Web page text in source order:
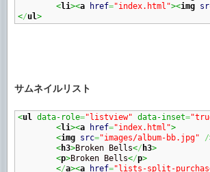
<li><a href="index.html"><img
</ul>
サムネイルリスト
<ul data-role="listview" data-inset=
<li><a href="index.html">
<img src="images/album-bb.jpg" /
<h3>Broken Bells</ h3>
<p>Broken Bells</p>
</a><a href="lists-split-